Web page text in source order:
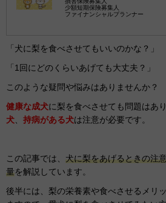
少額短期保険募集人
ファイナンシャルプランナー
「犬に梨を食べさせてもいいのかな？」
「1回にどのくらいあげても大丈夫？」
このような疑問や悩みはありませんか？
健康な成犬に梨を食べさせても問題はあ
犬、 持病がある犬は注意が必要です。
この記事では、 犬に梨をあげるときの注
量を解説しています。
後半には、梨の栄養素や食べさせる メリ